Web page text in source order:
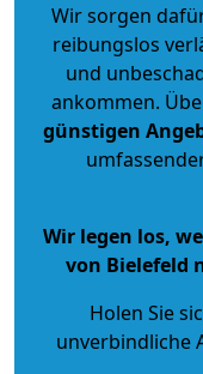
Wir sorgen
reibungslos
und
ankommen.
günstigen
Wir legen los,
von Bielefeld
Holen Sie
unverbindliche